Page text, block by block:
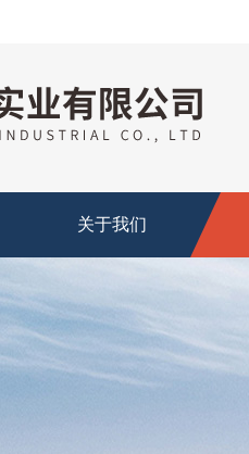
关于我们